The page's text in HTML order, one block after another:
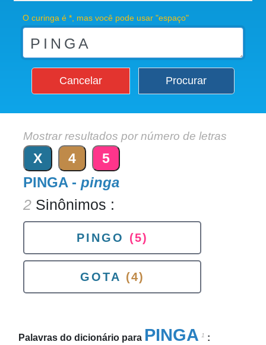
O curinga é *, mas você pode usar "espaço"
Cancelar Procurar
Mostrar resultados por número de letras
X 4 5
PINGA - pinga
2 Sinônimos :
PINGO (5)
GOTA (4)
Palavras do dicionário para PINGA 1 :